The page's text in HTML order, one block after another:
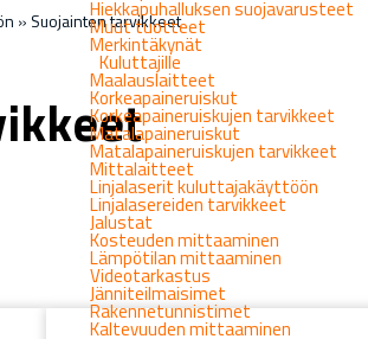
Hiekkapuhalluksen suojavarusteet
Muut tuotteet
Merkintäkynät
Kuluttajille
Maalauslaitteet
Korkeapaineruiskut
Korkeapaineruiskujen tarvikkeet
Matalapaineruiskut
Matalapaineruiskujen tarvikkeet
Mittalaitteet
Linjalaserit kuluttajakäyttöön
Linjalasereiden tarvikkeet
Jalustat
Kosteuden mittaaminen
Lämpötilan mittaaminen
Videotarkastus
Jänniteilmaisimet
Rakennetunnistimet
Kaltevuuden mittaaminen
» Suojainten tarvikkeet